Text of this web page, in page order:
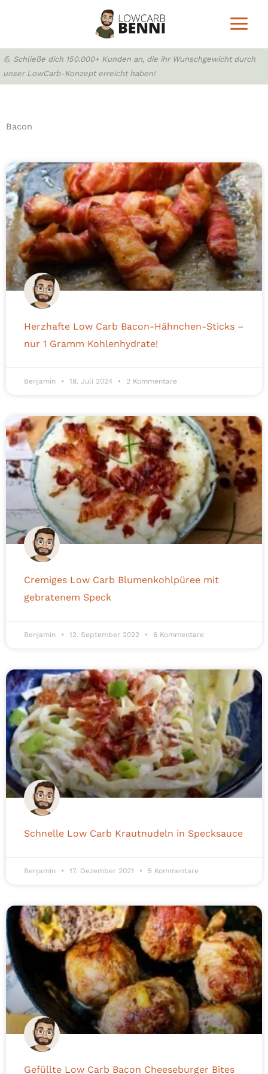
💪 Schließe dich 150.000+ Kunden an, die ihr Wunschgewicht durch
unser LowCarb-Konzept erreicht haben!
Bacon
Herzhafte Low Carb Bacon-Hähnchen-Sticks –
nur 1 Gramm Kohlenhydrate!
Benjamin 18. Juli 2024 2 Kommentare
Cremiges Low Carb Blumenkohlpüree mit
gebratenem Speck
Benjamin 12. September 2022 6 Kommentare
Schnelle Low Carb Krautnudeln in Specksauce
Benjamin 17. Dezember 2021 5 Kommentare
Gefüllte Low Carb Bacon Cheeseburger Bites